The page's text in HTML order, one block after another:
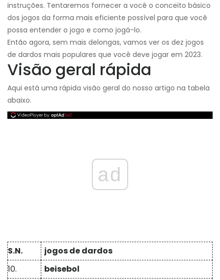
instruções. Tentaremos fornecer a você o conceito básico
dos jogos da forma mais eficiente possível para que você
possa entender o jogo e como jogá-lo.
Então agora, sem mais delongas, vamos ver os dez jogos
de dardos mais populares que você deve jogar em 2023.
Visão geral rápida
Aqui está uma rápida visão geral do nosso artigo na tabela
abaixo.
ad
S.N.
jogos de dardos
10.
beisebol